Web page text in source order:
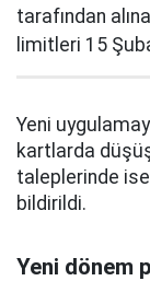
tarafından
limitleri 15
Yeni
kartlarda
taleplerinde ise
bildirildi.
Yeni dönem